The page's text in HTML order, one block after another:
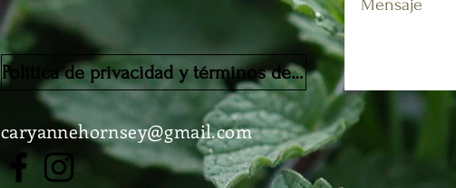
Política de privacidad y términos de servicio
caryannehornsey@gmail.com